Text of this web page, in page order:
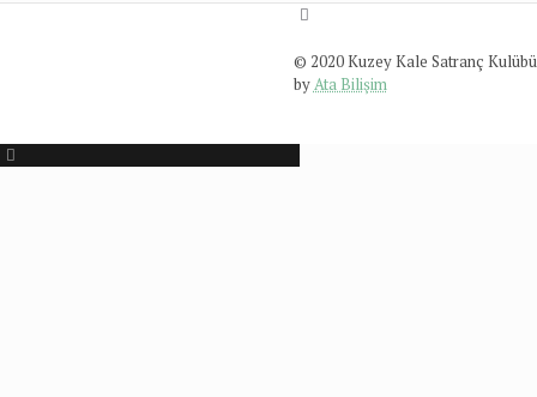
© 2020 Kuzey Kale Satranç
byAta Bilişim